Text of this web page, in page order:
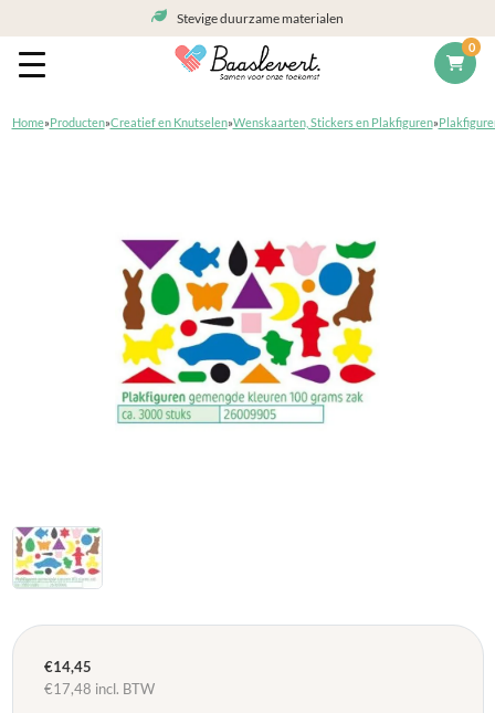
0
Stevige duurzame materialen
Home»Producten»Creatief en Knutselen»Wenskaarten, Stickers en Plakfiguren»
€14,45
€17,48 incl. BTW